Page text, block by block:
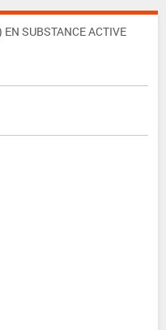
SUBSTANCE ACTIVE